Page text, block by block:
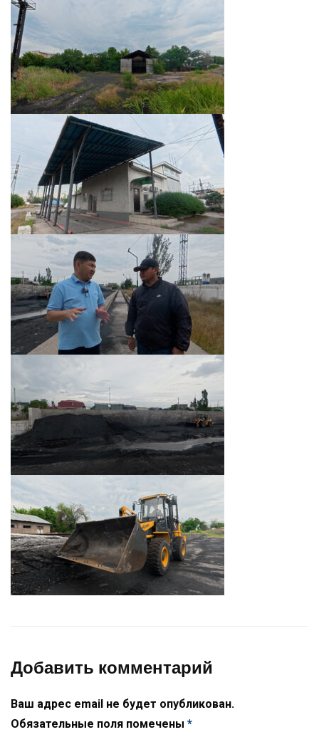
Добавить комментарий
Ваш адрес email не будет опубликован.
Обязательные поля помечены *